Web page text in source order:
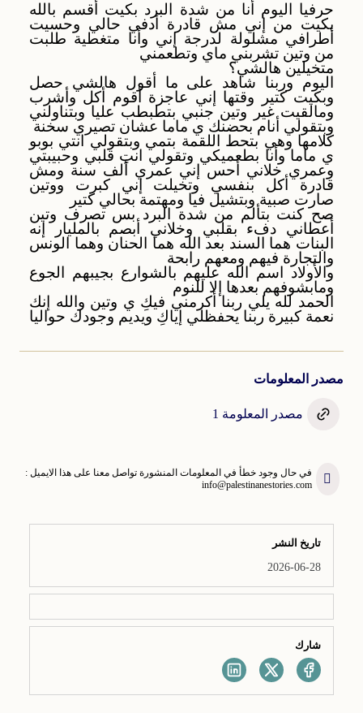
حرفيا اليوم أنا من شدة البرد بكيت أقسم بالله
بكيت من إني مش قادرة أدفي حالي وحسيت
أطرافي مشلولة لدرجة إني وأنا متغطية طلبت
من وتين تشربني ماي وتطعمني
متخيلين هالشي؟
اليوم وربنا شاهد على ما أقول هالشي حصل
وبكيت كتير وقتها إني عاجزة أقوم أكل وأشرب
ومالقيت غير وتين جنبي بتطبطب عليا وبتناولني
وبتقولي أنام بحضنك ي ماما عشان تصيري سخنة
كلامها وهي بتحط اللقمة بتمي وبتقولي انتي بوبو
ي ماما وأنا بطعميكي وتقولي انتِ قلبي وحبيبتي
وعمري خلاني أحس إني عمري ألف سنة ومش
قادرة أكل بنفسي وتخيلت إني كبرت ووتين
صارت صبية وبتشيل فيا ومهتمة بحالي كتير
صح كنت بتألم من شدة البرد بس تصرف وتين
أعطاني دفء بقلبي وخلاني أبصم بالمليار إنه
البنات هما السند بعد الله هما الحنان وهما الونس
والتجارة فيهم ومعهم رابحة
والأولاد اسم الله عليهم بالشوارع بجيبهم الجوع
ومابشوفهم بعدها إلا للنوم
الحمد لله يلي ربنا أكرمني فيكِ ي وتين والله إنك
نعمة كبيرة ربنا يحفظلي إياكِ ويديم وجودك حواليا
مصدر المعلومات
مصدر المعلومة 1
في حال وجود خطأ في المعلومات المنشورة تواصل معنا على هذا الايميل :
info@palestinanestories.com
تاريخ النشر
2026-06-28
شارك